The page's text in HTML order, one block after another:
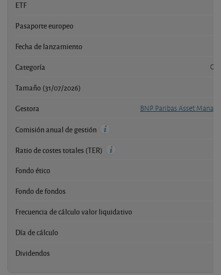
ETF
Pasaporte europeo
Fecha de lanzamiento
Categoría
Tamaño (31/07/2026)
Gestora BNP Paribas Asset
Comisión anual de gestión
Ratio de costes totales (TER)
Fondo ético
Fondo de fondos
Frecuencia de cálculo valor liquidativo
Día de cálculo
Dividendos